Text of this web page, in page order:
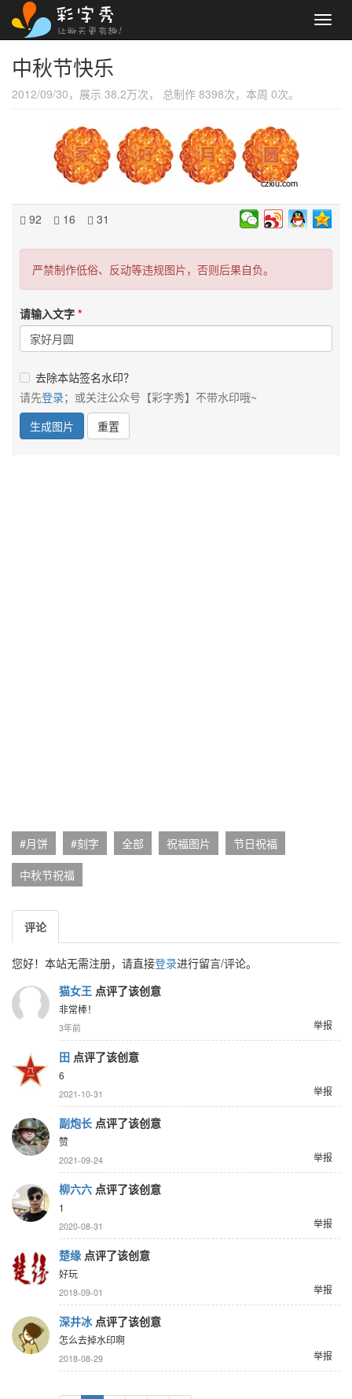
中秋节快乐
2012/09/30，展示 38.2万次， 总制作 8398次，本周 0次。
92 16 31
严禁制作低俗、反动等违规图片，否则后果自负。
请输入文字
去除本站签名水印？
请先登录；或关注公众号【彩字秀】不带水印哦~
生成图片
重置
#月饼 #刻字 全部 祝福图片
节日祝福
中秋节祝福
评论
您好！本站无需注册，请直接登录进行留言/评论。
猫女王 点评了该创意
非常棒！
举报
3年前
田 点评了该创意
6
举报
2021-10-31
副炮长 点评了该创意
赞
举报
2021-09-24
柳六六 点评了该创意
1
举报
2020-08-31
楚缘 点评了该创意
好玩
举报
2018-09-01
深井冰点评了该创意
怎么去掉水印啊
举报
2018-08-29